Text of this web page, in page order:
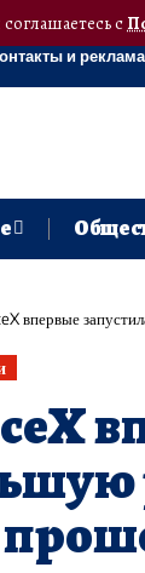
с
и реклама
впервые